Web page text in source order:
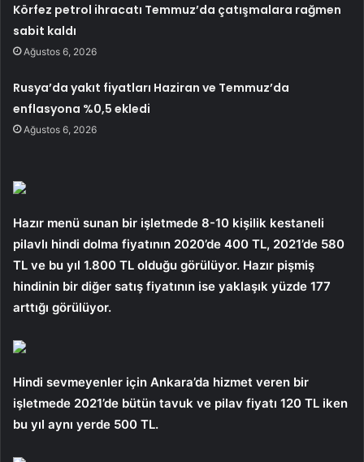
Körfez petrol ihracatı Temmuz’da çatışmalara rağmen
sabit kaldı
Ağustos 6, 2026
Rusya’da yakıt fiyatları Haziran ve Temmuz’da
enflasyona %0,5 ekledi
Ağustos 6, 2026
Hazır menü sunan bir işletmede 8-10 kişilik kestaneli
pilavlı hindi dolma fiyatının 2020’de 400 TL, 2021’de 580
TL ve bu yıl 1.800 TL olduğu görülüyor. Hazır pişmiş
hindinin bir diğer satış fiyatının ise yaklaşık yüzde 177
arttığı görülüyor.
Hindi sevmeyenler için Ankara’da hizmet veren bir
işletmede 2021’de bütün tavuk ve pilav fiyatı 120 TL iken
bu yıl aynı yerde 500 TL.